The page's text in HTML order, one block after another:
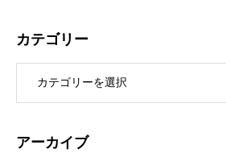
カテゴリー
アーカイブ